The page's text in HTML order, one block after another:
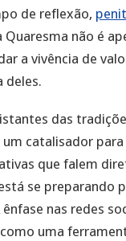
de reflexão,
Quaresma não é
a vivência de
deles.
das
catalisador
que falem
se preparando
nas redes
uma